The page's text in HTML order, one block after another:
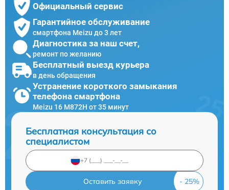
Официальный сервис
Гарантийное обслуживание
смартфона Meizu до 3 лет
Диагностика за наш счет,
ремонт по желанию
Бесплатный выезд курьера
в день обращения
Устранение короткого замыкания
телефона смартфона
Meizu 16 M872H от 35 минут
Бесплатная консультация со
специалистом
Оставить заявку